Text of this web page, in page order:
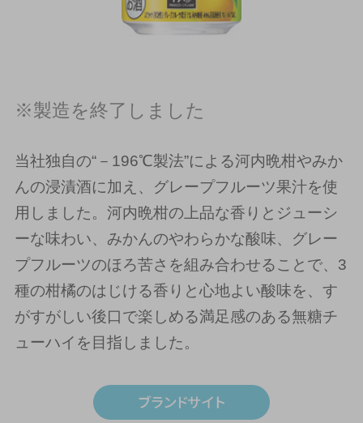
※製造を終了しました
当社独自の“－196℃製法”による河内晩柑やみか
んの浸漬酒に加え、グレープフルーツ果汁を使
用しました。河内晩柑の上品な香りとジューシ
ーな味わい、みかんのやわらかな酸味、グレー
プフルーツのほろ苦さを組み合わせることで、3
種の柑橘のはじける香りと心地よい酸味を、す
がすがしい後口で楽しめる満足感のある無糖チ
ューハイを目指しました。